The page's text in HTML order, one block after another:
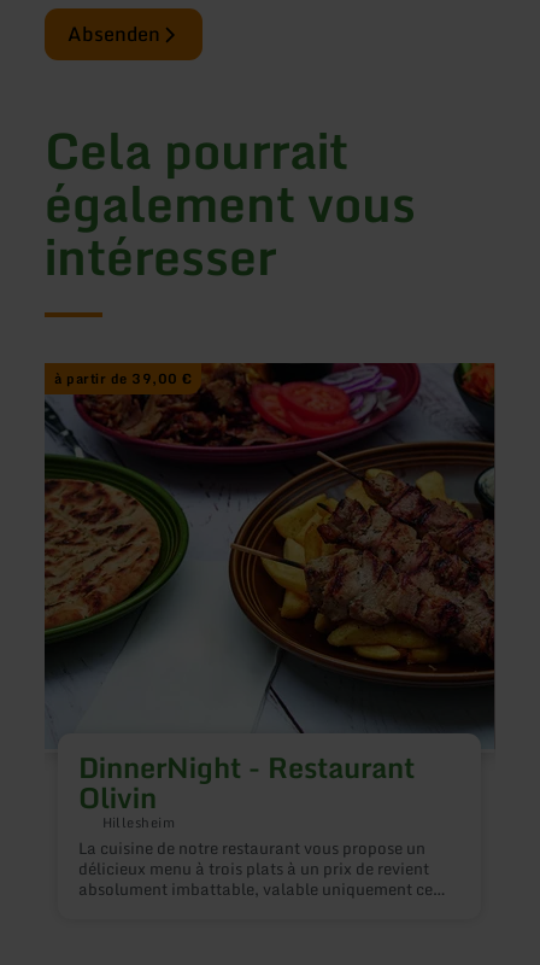
Absenden
Cela pourrait
également vous
intéresser
à partir de 39,00 €
DinnerNight - Restaurant
Olivin
Hillesheim
La cuisine de notre restaurant vous propose un
délicieux menu à trois plats à un prix de revient
absolument imbattable, valable uniquement ce
en
savoir
plus
sur
DinnerNight
-
Restaurant
Olivin
savoir
:
-